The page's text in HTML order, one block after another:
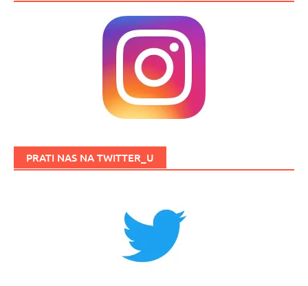
PRATI NAS NA TWITTER_U